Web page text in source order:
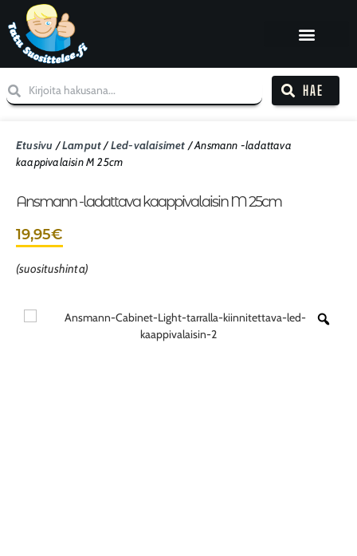
HAE
Etusivu /Lamput/Led-valaisimet / Ansmann -ladattava
kaappivalaisin M 25cm
Ansmann -ladattava kaappivalaisin M 25cm
19,95€
(suositushinta)